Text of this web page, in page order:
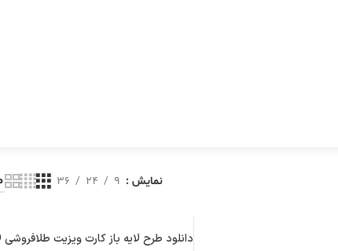
نمایش 9
24
36
دانلود طرح لایه باز کارت ویزیت طلافروشی PSD – مدل نگینسو